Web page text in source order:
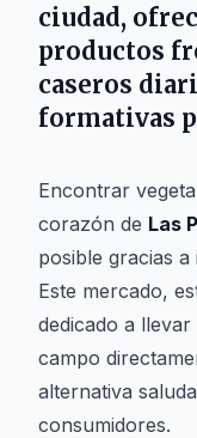
ciudad,
productos
caseros
formativas
Encontrar
corazón de Las
posible gracias a
Este mercado,
dedicado a
campo
alternativa
consumidores.